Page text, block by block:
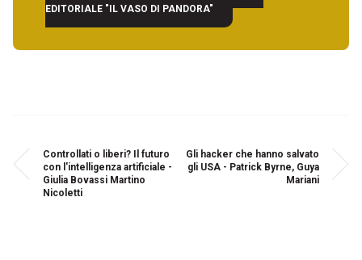
EDITORIALE "IL VASO DI PANDORA"
Controllati o liberi? Il futuro
con l'intelligenza artificiale -
Giulia Bovassi Martino
Nicoletti
Gli hacker che hanno salvato
gli USA - Patrick Byrne, Guya
Mariani